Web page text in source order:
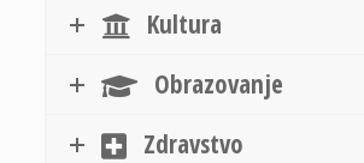
Kultura
Obrazovanje
Zdravstvo